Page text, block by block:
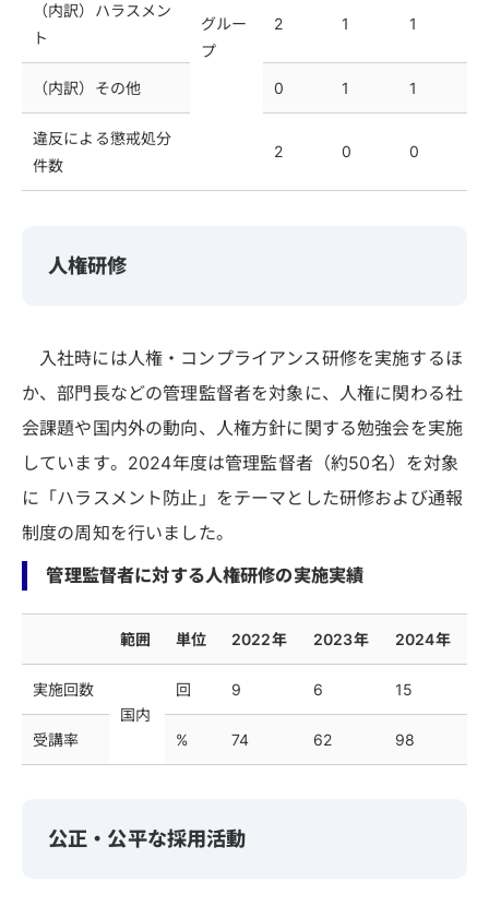
グルー
プ
（内訳）ハラスメン
ト
2 1 1
（内訳）その他 0 1 1
違反による懲戒処分
件数
2 0 0
人権研修
入社時には人権・コンプライアンス研修を実施するほ
か、部門長などの管理監督者を対象に、人権に関わる社
会課題や国内外の動向、人権方針に関する勉強会を実施
しています。2024年度は管理監督者（約50名）を対象
に「ハラスメント防止」をテーマとした研修および通報
制度の周知を行いました。
管理監督者に対する人権研修の実施実績
範囲 単位 2022年 2023年 2024年
実施回数
国内
回 9 6 15
受講率 % 74 62 98
公正・公平な採用活動